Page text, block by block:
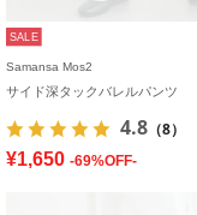
SALE
Samansa Mos2
サイド深タックバレルパンツ
4.8 （8）
¥1,650 -69%OFF-